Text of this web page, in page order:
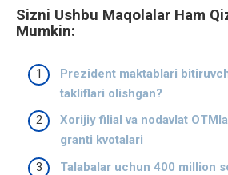
Sizni Ushbu Maqolalar Ham
Mumkin:
Prezident maktablari
takliflari olishgan?
Xorijiy filial va nodavlat
granti kvotalari
Talabalar uchun 400 million